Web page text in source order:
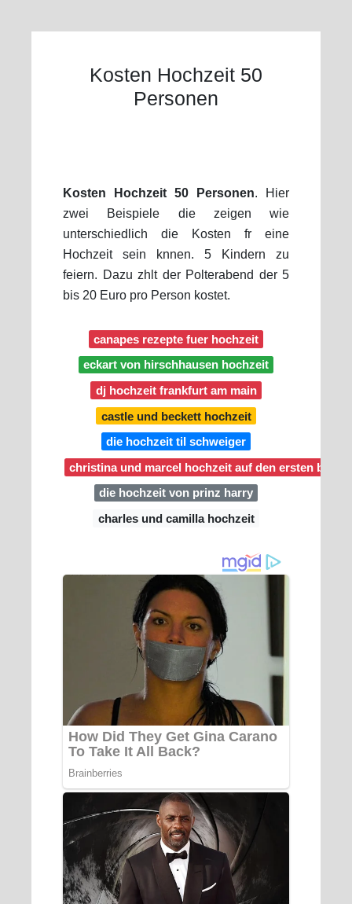
Kosten Hochzeit 50
Personen
Kosten Hochzeit 50 Personen. Hier
zwei Beispiele die zeigen wie
unterschiedlich die Kosten fr eine
Hochzeit sein knnen. 5 Kindern zu
feiern. Dazu zhlt der Polterabend der 5
bis 20 Euro pro Person kostet.
canapes rezepte fuer hochzeit
eckart von hirschhausen hochzeit
dj hochzeit frankfurt am main
castle und beckett hochzeit
die hochzeit til schweiger
christina und marcel hochzeit auf den ersten blick
die hochzeit von prinz harry
charles und camilla hochzeit